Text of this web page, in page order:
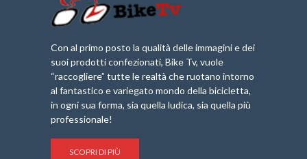
Con al primo posto la qualità delle immagini e dei
suoi prodotti confezionati, Bike Tv, vuole
“raccogliere” tutte le realtà che ruotano intorno
al fantastico e variegato mondo della bicicletta,
in ogni sua forma, sia quella ludica, sia quella più
professionale!
SCOPRI DI PIÙ